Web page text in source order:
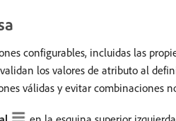
configurables, incluidas las
los valores de atributo al
válidas y evitar combinaciones